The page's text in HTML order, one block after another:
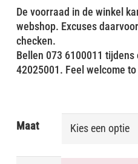
De voorraad in de winkel
webshop. Excuses
checken.
Bellen 073 6100011
42025001. Feel welcome
Maat